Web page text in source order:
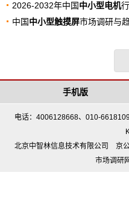
2026-2032年中国中小型电机
中国中小型触摸屏市场调研与
手机版
电话：4006128668、010-
北京中智林信息技术有限公司 京
市场调研